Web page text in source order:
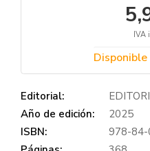
IVA
Editorial:
Año de edición:
2025
ISBN:
978-